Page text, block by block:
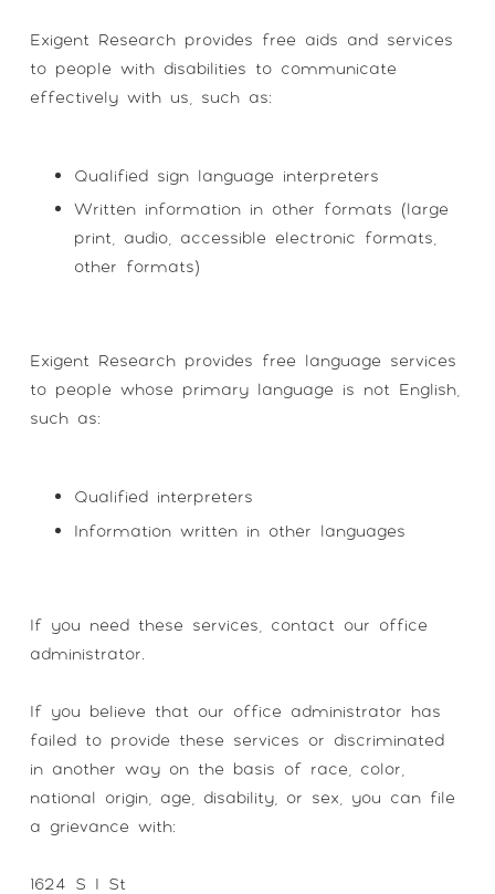
Exigent Research provides free aids and services
to people with disabilities to communicate
effectively with us, such as:
Qualified sign language interpreters
Written information in other formats (large
print, audio, accessible electronic formats,
other formats)
Exigent Research provides free language services
to people whose primary language is not English,
such as:
Qualified interpreters
Information written in other languages
If you need these services, contact our office
administrator.
If you believe that our office administrator has
failed to provide these services or discriminated
in another way on the basis of race, color,
national origin, age, disability, or sex, you can file
a grievance with:
1624 S I St